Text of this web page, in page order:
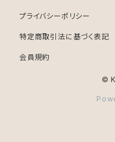
プライバシーポリシー
特定商取引法に基づく表記
会員規約
©